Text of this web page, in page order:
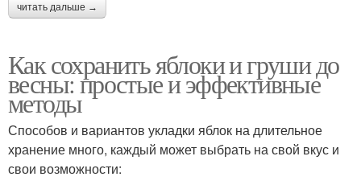
читать дальше →
Как сохранить яблоки и груши до
весны: простые и эффективные
методы
Способов и вариантов укладки яблок на длительное
хранение много, каждый может выбрать на свой вкус и
свои возможности: